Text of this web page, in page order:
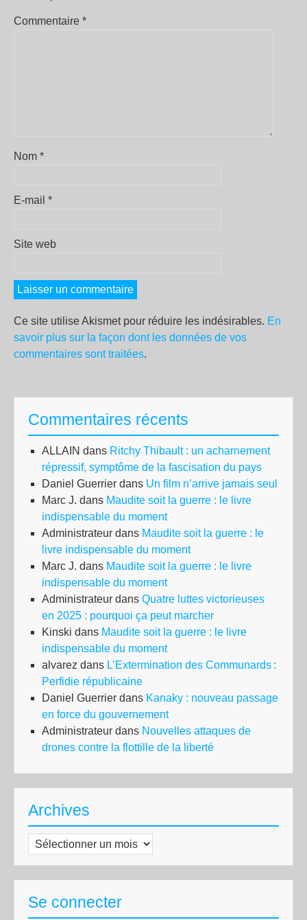
Commentaire *
Nom *
E-mail *
Site web
Ce site utilise Akismet pour réduire les indésirables. En
savoir plus sur la façon dont les données de vos
commentaires sont traitées.
Commentaires récents
ALLAIN dans Ritchy Thibault : un acharnement
répressif, symptôme de la fascisation du pays
Daniel Guerrier dans Un film n’arrive jamais seul
Marc J. dans Maudite soit la guerre : le livre
indispensable du moment
Administrateur dans Maudite soit la guerre : le
livre indispensable du moment
Marc J. dans Maudite soit la guerre : le livre
indispensable du moment
Administrateur dans Quatre luttes victorieuses
en 2025 : pourquoi ça peut marcher
Kinski dans Maudite soit la guerre : le livre
indispensable du moment
alvarez dans L’Extermination des Communards :
Perfidie républicaine
Daniel Guerrier dans Kanaky : nouveau passage
en force du gouvernement
Administrateur dans Nouvelles attaques de
drones contre la flottille de la liberté
Archives
Archives
Se connecter